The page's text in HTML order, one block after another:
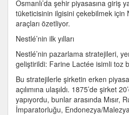
Osmanlı’da şehir piyasasına giriş
tüketicisinin ilgisini çekebilmek için
araçları özetliyor.
Nestlé’nin ilk yılları
Nestlé’nin pazarlama stratejileri,
geliştirildi: Farine Lactée isimli toz
Bu stratejilerle şirketin erken
açılımına ulaşıldı. 1875’de şirket
yapıyordu, bunlar arasında Mısır,
İmparatorluğu, Endonezya/